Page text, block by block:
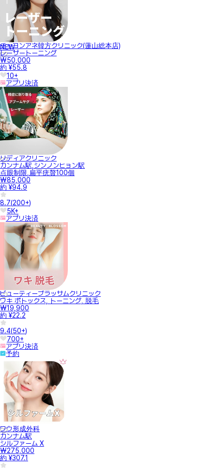
NEW
チャヨンアネ韓方クリニック(蓮山総本店)
レーザートーニング
₩50,000
約 ¥55.8
10+
アプリ決済
リディアクリニック
カンナム駅,シンノンヒョン駅
点眼制限,扁平疣贅100個
₩85,000
約 ¥94.9
8.7(200+)
5K+
アプリ決済
ビューティーブラッサムクリニック
ワキ ボトックス, トーニング, 脱毛
₩19,900
約 ¥22.2
9.4(50+)
700+
アプリ決済
予約
ワウ形成外科
カンナム駅
シルファーム X
₩275,000
約 ¥307.1